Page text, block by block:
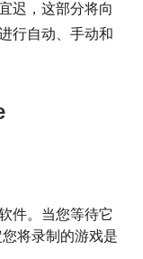
迟，这部分将向
行自动、手动和
件。当您等待它
将录制的游戏是